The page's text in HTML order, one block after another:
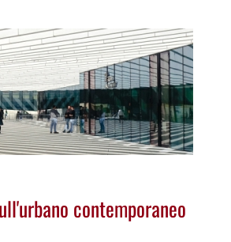
contemporaneo